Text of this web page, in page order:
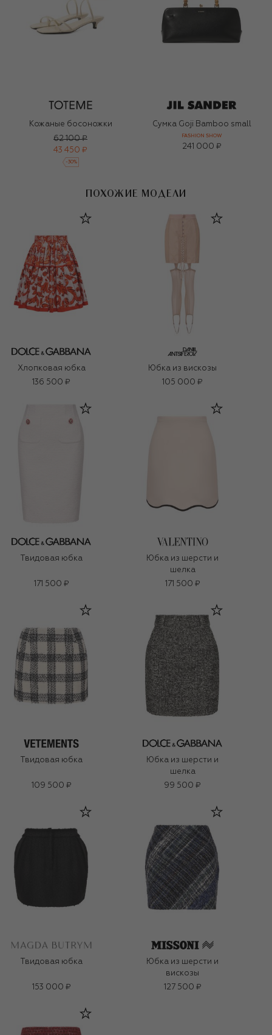
Кожаные босоножки
62 100 ₽
43 450 ₽
-30%
Сумка Goji Bamboo small
FASHION SHOW
241 000 ₽
ПОХОЖИЕ МОДЕЛИ
Хлопковая юбка
136 500 ₽
Юбка из вискозы
105 000 ₽
Твидовая юбка
171 500 ₽
Юбка из шерсти и
шелка
171 500 ₽
Твидовая юбка
109 500 ₽
Юбка из шерсти и
шелка
99 500 ₽
Твидовая юбка
153 000 ₽
Юбка из шерсти и
вискозы
127 500 ₽